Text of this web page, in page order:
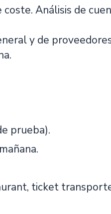
Análisis de
y de
prueba).
ticket